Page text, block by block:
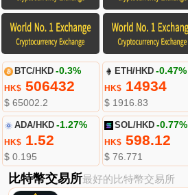
BTC/HKD -0.3%
HK$506432
$ 65002.2
ETH/HKD -0.47%
HK$ 14934
$ 1916.83
ADA/HKD -1.27%
HK$1.52
$ 0.195
SOL/HKD -0.77%
HK$ 598.12
$ 76.771
比特幣交易所最好的比特幣交易所